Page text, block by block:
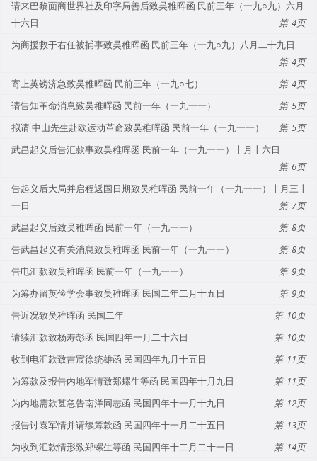
请来巴黎面商世界社及印字局善后致吴稚晖函 民前三年（一九○九）六月
十六日
4
为商援救于右任被捕事致吴稚晖函 民前三年（一九○九）八月二十九日
4
寄上英镑济急致吴稚晖函 民前三年（一九○七）
4
请告知革命消息致吴稚晖函 民前一年（一九一一）
5
拟请 中山先生赴欧运动革命致吴稚晖函 民前一年（一九一一）
5
武昌起义后告汇款事致吴稚晖函 民前一年（一九一一）十月十六日
6
告起义后大局并启程返国日期致吴稚晖函 民前一年（一九一一）十月三十
一日
7
武昌起义后致吴稚晖函 民前一年（一九一一）
8
告武昌起义有关消息致吴稚晖函 民前一年（一九一一）
8
告电汇款致吴稚晖函 民前一年（一九一一）
9
为筹办留英俭学会事致吴稚晖函 民国二年二月十五日
9
告近况致吴稚晖函 民国二年
10
请续汇款致杨寿彭函 民国四年一月二十六日
10
收到电汇款致吉宸徐统雄函 民国四年九月十五日
11
为筹款及报告内地军情致郑螺生等函 民国四年十月九日
11
为内地需款甚急告南洋同志函 民国四年十一月十九日
12
报告讨袁军情并请续筹款函 民国四年十一月二十五日
13
为收到汇款情形致郑螺生等函 民国四年十二月二十一日
14